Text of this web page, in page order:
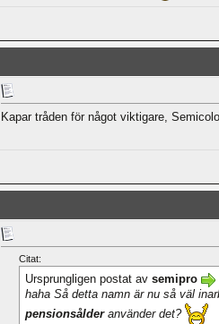
Kapar tråden för något viktigare,
Citat:
Ursprungligen postat av semipro
haha Så detta namn är nu så väl
pensionsålderanvänder det?